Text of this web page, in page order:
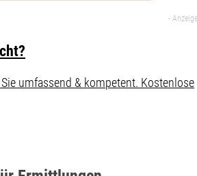
umfassend & kompetent. Kostenlose